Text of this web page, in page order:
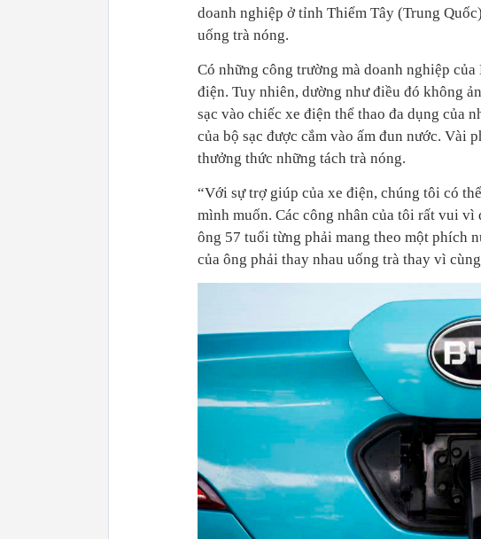
doanh nghiệp ở tỉnh Thiểm Tây (Trung
uống trà nóng.
Có những công trường mà doanh nghiệp
điện. Tuy nhiên, dường như điều đó không
sạc vào chiếc xe điện thể thao đa dụng của
của bộ sạc được cắm vào ấm đun nước. Vài
thưởng thức những tách trà nóng.
“Với sự trợ giúp của xe điện, chúng tôi có
mình muốn. Các công nhân của tôi rất vui
ông 57 tuổi từng phải mang theo một phích
của ông phải thay nhau uống trà thay vì